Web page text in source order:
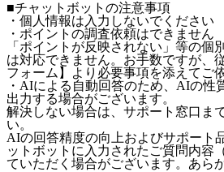
■チャットボットの注意事項
・個人情報は入力しないでください
・ポイントの調査依頼はできません
「ポイントが反映されない」等の個
は対応できません。お手数ですが、
フォーム】より必要事項を添えてご
・AIによる自動回答のため、AIの性
出力する場合がございます。
解決しない場合は、サポート窓口ま
い。
AIの回答精度の向上およびサポート
ットボットに入力されたご質問内容
ていただく場合がございます。あら